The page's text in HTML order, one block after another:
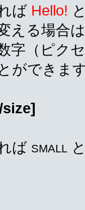
ば Hello!
える場合
字（ピク
ができま
size]
ば SMALL